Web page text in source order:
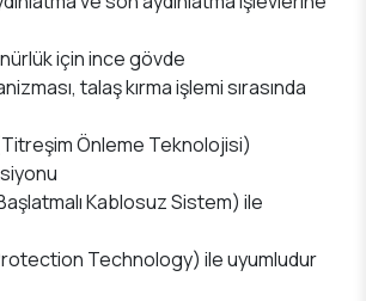
için ince gövde
talaş kırma işlemi sırasında
Önleme Teknolojisi)
Kablosuz Sistem) ile
Technology) ile uyumludur